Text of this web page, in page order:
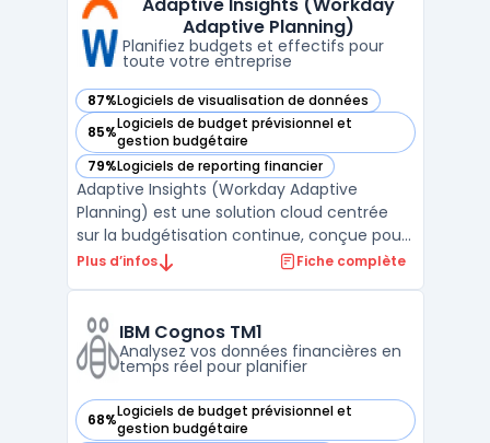
organisations confrontées à la
multiplication d ...Adaptive Planning)
Planifiez budgets et effectifs pour
toute votre entreprise
87%Logiciels de visualisation de données
— voir Adaptive Insights (Workday Adaptive Planning)
85%Logiciels de budget prévisionnel et
gestion budgétaire
— voir Adaptive Insights (Workday Adaptive Planning)
79%Logiciels de reporting financier
— voir Adaptive Insights (Workday Adaptive Planning)
Adaptive Insights (Workday Adaptive
Planning) est une solution cloud centrée
sur la budgétisation continue, conçue pour
les équipes financières, RH et
entreprises confrontées à la multiplication
des données et à la n ...
Plus d’infos Fiche complète
IBM Cognos TM1
Analysez vos données financières en
temps réel pour planifier
68%Logiciels de budget prévisionnel et
gestion budgétaire
— voir IBM Cognos TM1 dans cette catégorie